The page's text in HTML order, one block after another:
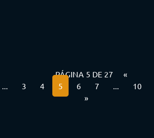
PÁGINA 5 DE 27
«
3 4 5 6 7
10
»